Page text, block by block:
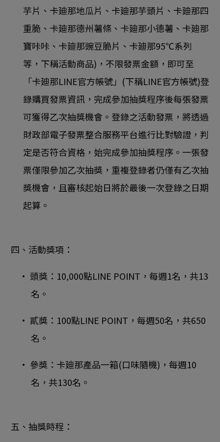
芋片、卡廸那地瓜片、卡廸那芋頭片、卡廸那四
重脆、卡廸那德州薯條、卡廸那小德薯、卡廸那
寶咔咔、卡廸那豌豆脆片、卡廸那95℃系列
等，下稱活動商品)，不限發票金額，即可至
「卡廸那LINE官方帳號」(下稱LINE官方帳號)登
錄購買發票資訊，完成參加抽獎程序後每張發票
可獲得乙次抽獎機會。登錄之活動發票，將透過
財政部電子發票整合服務平台進行比對驗證，判
定是否符合資格，始完成參加抽獎程序。一張發
票僅限參加乙次抽獎，重複登錄者仍僅有乙次抽
獎機會，且審核起始日將於最後一次登錄之日期
起算。
四、活動獎項：
• 頭獎：10,000點LINE POINT，每週1名，共13
名。
• 貳獎：100點LINE POINT，每週50名，共650
名。
• 參獎：卡廸那產品一箱(口味隨機)，每週10
名，共130名。
五、抽獎時程：